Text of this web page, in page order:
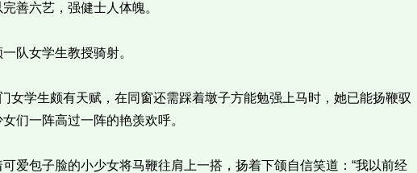
善六艺，强健士人体魄。
女学生教授骑射。
学生颇有天赋，在同窗还需踩着墩子方能勉强上马时，她已能扬鞭驭
们一阵高过一阵的艳羡欢呼。
包子脸的小少女将马鞭往肩上一搭，扬着下颌自信笑道：“我以前经